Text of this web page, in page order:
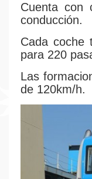
Cuenta con
conducción.
Cada coche
para 220
Las
de 120km/h.